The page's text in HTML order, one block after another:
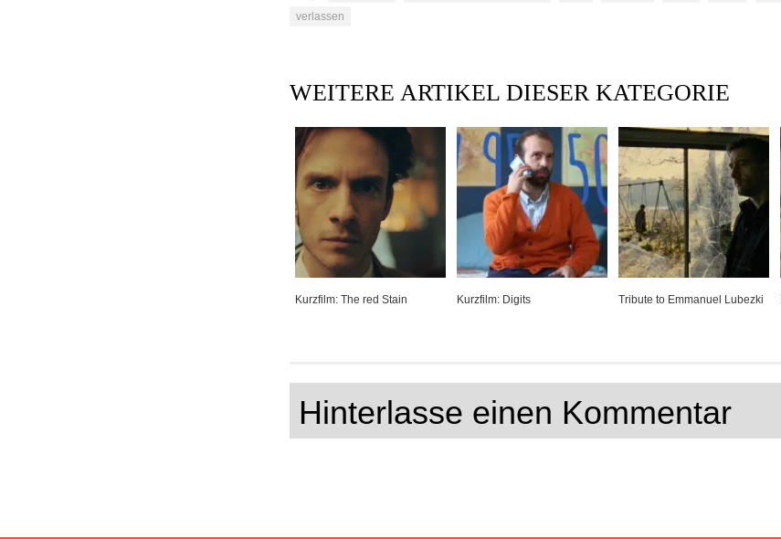
verlassen
WEITERE ARTIKEL DIESER KATEGORIE
Kurzfilm: The red Stain Kurzfilm: Digits Tribute to Emmanuel Lubezki
Hinterlasse einen Kommentar